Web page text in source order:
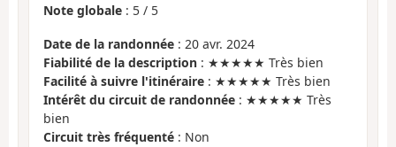
Note globale : 5 / 5
Date de la randonnée : 20 avr. 2024
Fiabilité de la description : ★★★★★ Très bien
Facilité à suivre l'itinéraire : ★★★★★ Très bien
Intérêt du circuit de randonnée : ★★★★★ Très
bien
Circuit très fréquenté : Non